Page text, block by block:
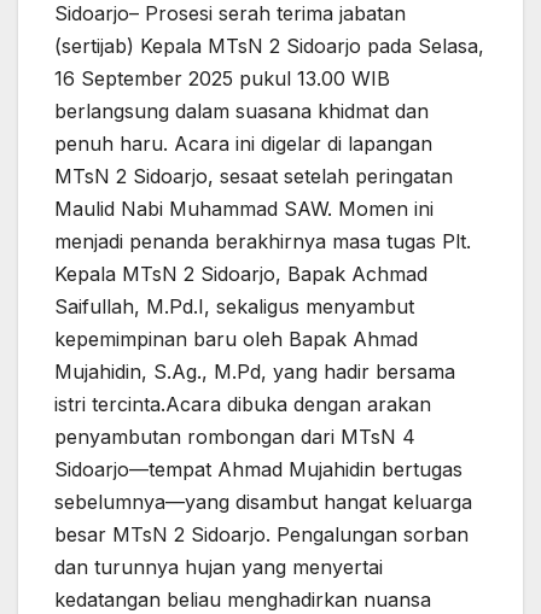
Sidoarjo– Prosesi serah terima jabatan
(sertijab) Kepala MTsN 2 Sidoarjo pada Selasa,
16 September 2025 pukul 13.00 WIB
berlangsung dalam suasana khidmat dan
penuh haru. Acara ini digelar di lapangan
MTsN 2 Sidoarjo, sesaat setelah peringatan
Maulid Nabi Muhammad SAW. Momen ini
menjadi penanda berakhirnya masa tugas Plt.
Kepala MTsN 2 Sidoarjo, Bapak Achmad
Saifullah, M.Pd.I, sekaligus menyambut
kepemimpinan baru oleh Bapak Ahmad
Mujahidin, S.Ag., M.Pd, yang hadir bersama
istri tercinta.Acara dibuka dengan arakan
penyambutan rombongan dari MTsN 4
Sidoarjo—tempat Ahmad Mujahidin bertugas
sebelumnya—yang disambut hangat keluarga
besar MTsN 2 Sidoarjo. Pengalungan sorban
dan turunnya hujan yang menyertai
kedatangan beliau menghadirkan nuansa